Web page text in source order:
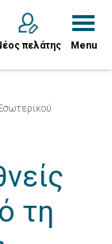
πελάτης Menu
τη